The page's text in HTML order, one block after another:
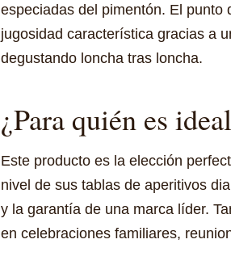
especiadas del pimentón. El punto
jugosidad característica gracias a
degustando loncha tras loncha.
¿Para quién es
Este producto es la elección
nivel de sus tablas de aperitivos
y la garantía de una marca líder.
en celebraciones familiares,